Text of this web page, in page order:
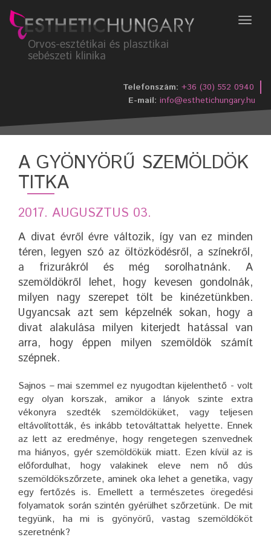
Menü
Orvos-esztétikai és plasztikai
sebészeti klinika
Telefonszám: +36 (30) 552 0940
E-mail: info@esthetichungary.hu
A GYÖNYÖRŰ SZEMÖLDÖK
TITKA
2017. AUGUSZTUS 03.
A divat évről évre változik, így van ez minden
téren, legyen szó az öltözködésről, a színekről,
a frizurákról és még sorolhatnánk. A
szemöldökről lehet, hogy kevesen gondolnák,
milyen nagy szerepet tölt be kinézetünkben.
Ugyancsak azt sem képzelnék sokan, hogy a
divat alakulása milyen kiterjedt hatással van
arra, hogy éppen milyen szemöldök számít
szépnek.
Sajnos – mai szemmel ez nyugodtan kijelenthető - volt
egy olyan korszak, amikor a lányok szinte extra
vékonyra szedték szemöldöküket, vagy teljesen
eltávolították, és inkább tetováltattak helyette. Ennek
az lett az eredménye, hogy rengetegen szenvednek
ma hiányos, gyér szemöldökük miatt. Ezen kívül az is
előfordulhat, hogy valakinek eleve nem nő dús
szemöldökszőrzete, aminek oka lehet a genetika, vagy
egy fertőzés is. Emellett a természetes öregedési
folyamatok során szintén gyérülhet szőrzetünk. De mit
tegyünk, ha mi is gyönyörű, vastag szemöldököt
szeretnénk?